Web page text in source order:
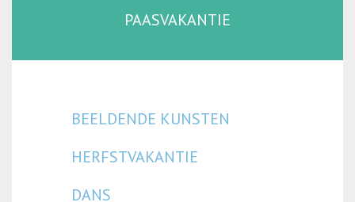
PAASVAKANTIE
BEELDENDE KUNSTEN
HERFSTVAKANTIE
DANS